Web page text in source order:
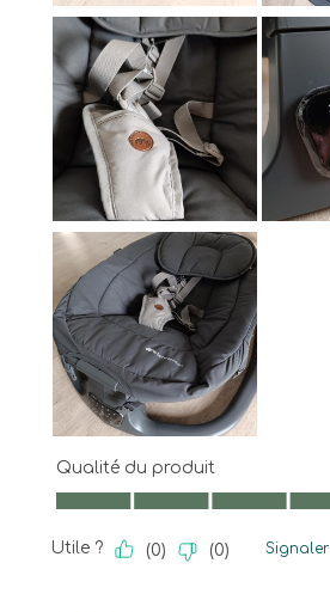
Qualité du produit
Qualité du produit, 5.0 sur 5
Utile ? (0) (0) Signaler